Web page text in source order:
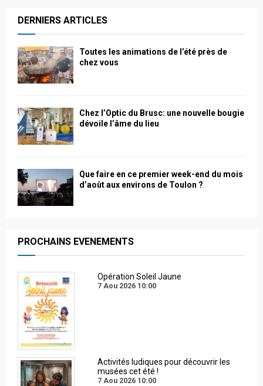
DERNIERS ARTICLES
Toutes les animations de l’été près de
chez vous
Chez l’Optic du Brusc: une nouvelle bougie
dévoile l’âme du lieu
Que faire en ce premier week-end du mois
d’août aux environs de Toulon ?
PROCHAINS EVENEMENTS
Opération Soleil Jaune
7 Aou 2026 10:00
Activités ludiques pour découvrir les
musées cet été !
7 Aou 2026 10:00